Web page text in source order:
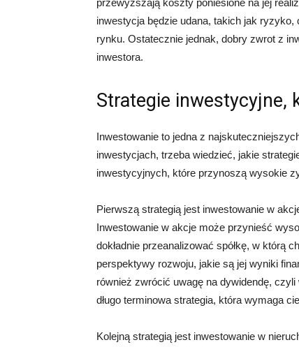
inwestycja będzie udana, takich jak
rynku. Ostatecznie jednak, dobry zwrot z
inwestora.
Strategie inwestycyjne,
Inwestowanie to jedna z
inwestycjach, trzeba wiedzieć, jakie
inwestycyjnych, które przynoszą wysokie
Pierwszą strategią jest inwestowanie w
Inwestowanie w akcje może przynieść
dokładnie przeanalizować spółkę, w którą
perspektywy rozwoju, jakie są jej wyniki
również zwrócić uwagę na dywidendę,
długo terminowa strategia, która wymaga
Kolejną strategią jest inwestowanie w